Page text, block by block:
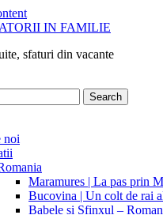
IN FAMILIE
sfaturi din vacante
noi
Maramures | La pas prin
Bucovina | Un colt de rai
Babele si Sfinxul –